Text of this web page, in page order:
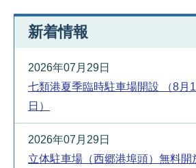
新着情報
2026年07月29日
七類港夏季臨時駐車場開設 （8月
日）
2026年07月29日
立体駐車場（西郷港埠頭）無料開